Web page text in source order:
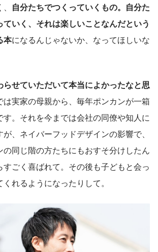
自分たちでつくっていくもの。自分た
ていく、それは楽しいことなんだという
本になるんじゃないか、なってほしいな
らせていただいて本当によかったなと思
は実家の母親から、毎年ポンカンが一箱
。それを今までは会社の同僚や知人に
、ネイバーフッドデザインの影響で、
同じ階の方たちにもおすそ分けしたん
すごく喜ばれて。その後も子どもと会っ
れるようになったりして。